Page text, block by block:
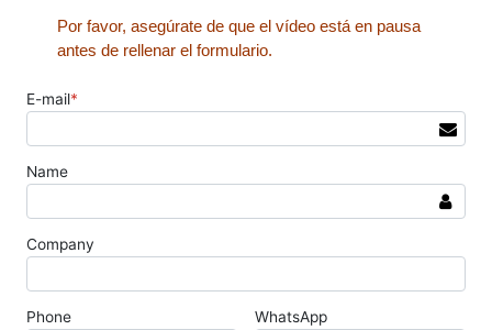
Por favor, asegúrate de que el vídeo está en pausa
antes de rellenar el formulario.